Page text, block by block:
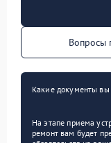
Вопросы
Какие документы вы
На этапе приема
ремонт вам будет